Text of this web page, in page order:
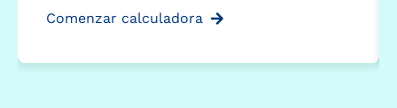
Comenzar calculadora